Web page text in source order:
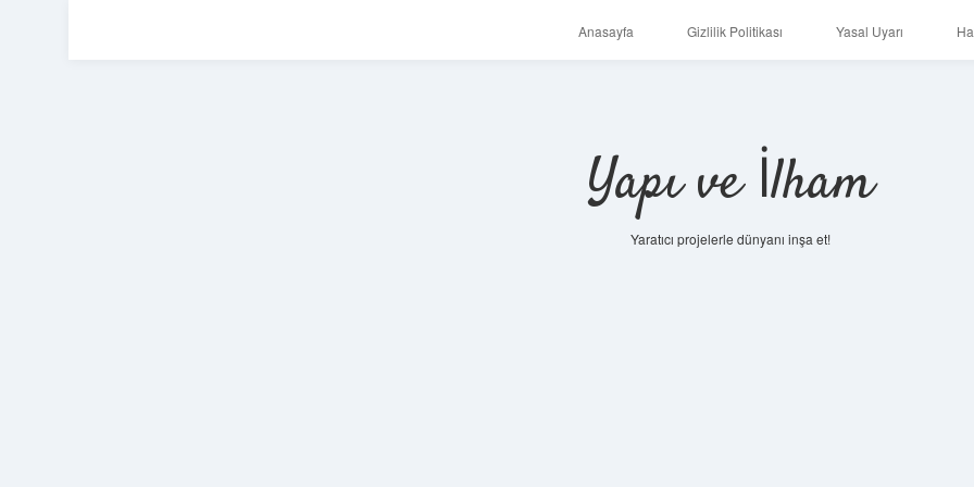
Anasayfa Gizlilik Politikası Yasal Uyarı
Yapı ve İlham
Yaratıcı projelerle dünyanı inşa et!